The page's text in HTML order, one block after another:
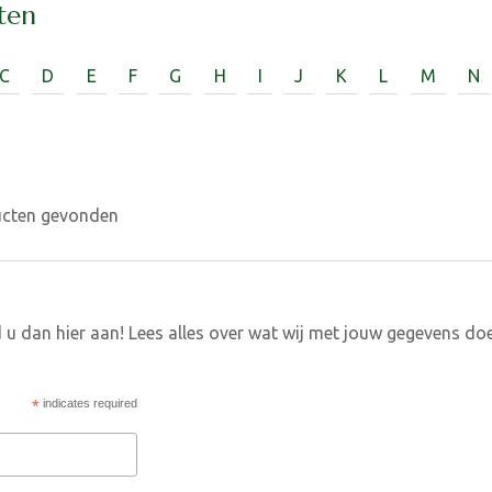
D E F G H I J K L M N
gevonden
dan hier aan! Lees alles over wat wij met jouw gegevens
*indicates required